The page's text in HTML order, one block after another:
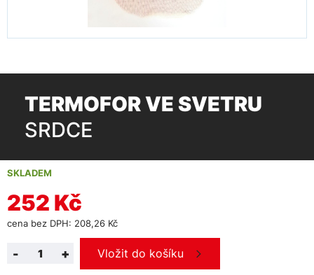
TERMOFOR VE SVETRU
SRDCE
SKLADEM
252 Kč
cena bez DPH: 208,26 Kč
+
- Vložit do košíku